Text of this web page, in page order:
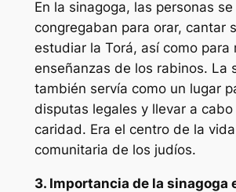
En la sinagoga, las personas se
congregaban para orar, cantar
estudiar la Torá, así como para
enseñanzas de los rabinos. La
también servía como un lugar
disputas legales y llevar a
caridad. Era el centro de la
comunitaria de los judíos.
3. Importancia de la sinagoga